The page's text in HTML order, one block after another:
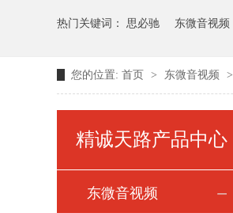
热门关键词： 思必驰 东微音视频
您的位置: 首页 > 东微音视频 >
精诚天路产品中心
东微音视频